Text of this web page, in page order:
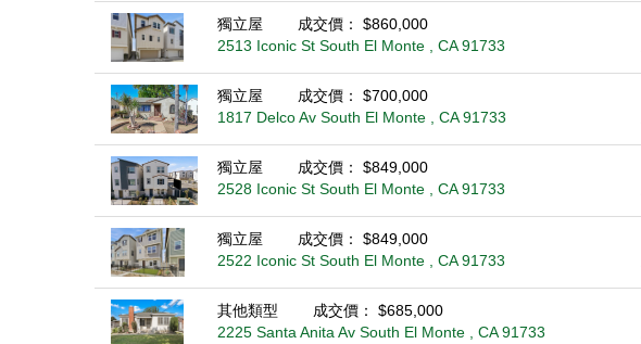
獨立屋
成交價： $860,000
2513 Iconic St South El Monte , CA 91733
獨立屋
成交價： $700,000
1817 Delco Av South El Monte , CA 91733
獨立屋
成交價： $849,000
2528 Iconic St South El Monte , CA 91733
獨立屋
成交價： $849,000
2522 Iconic St South El Monte , CA 91733
其他類型
成交價： $685,000
2225 Santa Anita Av South El Monte , CA 91733